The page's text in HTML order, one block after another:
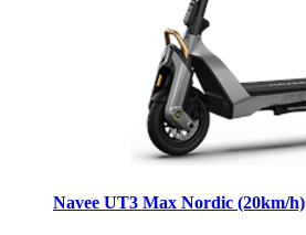
Navee UT3 Max Nordic (20km/h)